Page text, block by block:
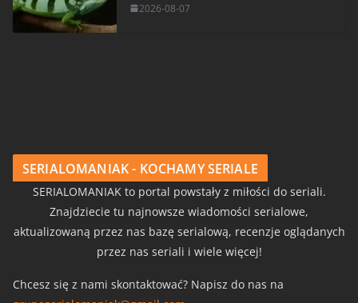
2026-08-07
SERIALOMANIAK - KOCHAMY SERIALE
SERIALOMANIAK to portal powstały z miłości do seriali.
Znajdziecie tu najnowsze wiadomości serialowe,
aktualizowaną przez nas bazę serialową, recenzje oglądanych
przez nas seriali i wiele więcej!
Chcesz się z nami skontaktować? Napisz do nas na